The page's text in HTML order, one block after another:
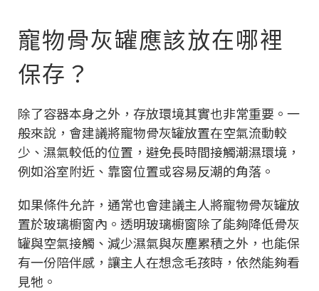
寵物骨灰罐應該放在哪裡
保存？
除了容器本身之外，存放環境其實也非常重要。一
般來說，會建議將寵物骨灰罐放置在空氣流動較
少、濕氣較低的位置，避免長時間接觸潮濕環境，
例如浴室附近、靠窗位置或容易反潮的角落。
如果條件允許，通常也會建議主人將寵物骨灰罐放
置於玻璃櫥窗內。透明玻璃櫥窗除了能夠降低骨灰
罐與空氣接觸、減少濕氣與灰塵累積之外，也能保
有一份陪伴感，讓主人在想念毛孩時，依然能夠看
見牠。